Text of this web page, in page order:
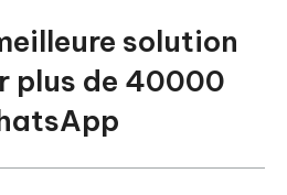
solution
plus de 40000